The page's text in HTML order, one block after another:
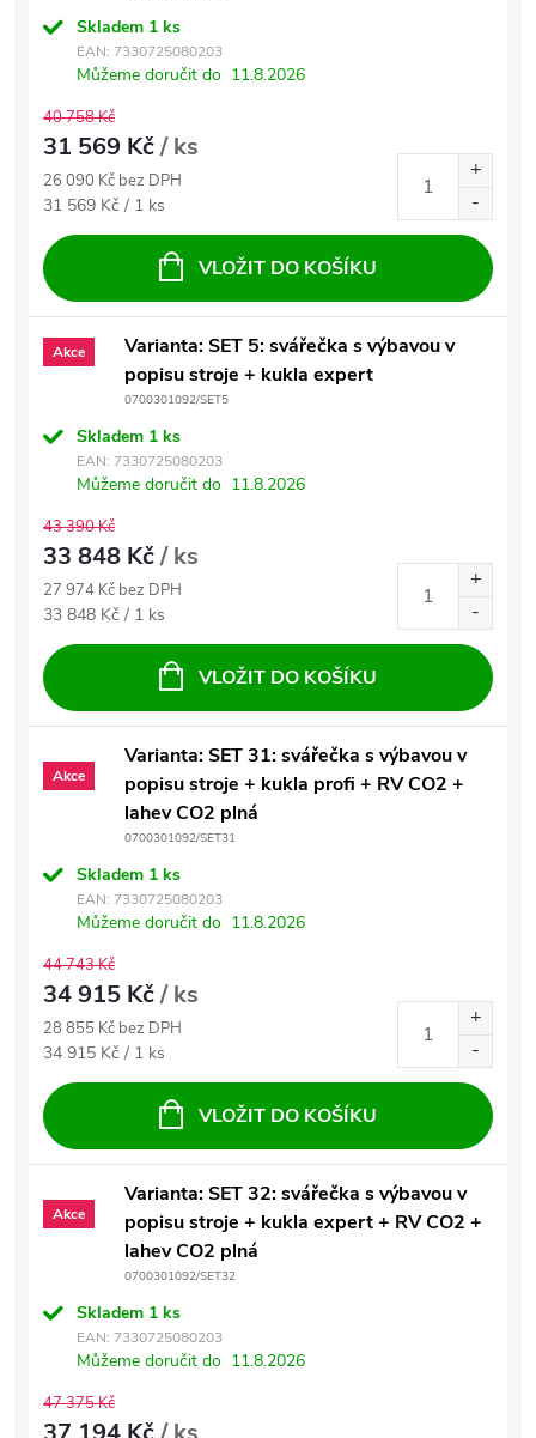
Skladem 1 ks
EAN: 7330725080203
Můžeme doručit do 11.8.2026
40 758 Kč
31 569 Kč/ ks
26 090 Kč bez DPH
Měrná cena:
31 569 Kč / 1 ks
VLOŽIT DO KOŠÍKU
Akce
Varianta: SET 5: svářečka s výbavou v
popisu stroje + kukla expert
0700301092/SET5
Skladem 1 ks
EAN: 7330725080203
Můžeme doručit do 11.8.2026
43 390 Kč
33 848 Kč/ ks
27 974 Kč bez DPH
Měrná cena:
33 848 Kč / 1 ks
VLOŽIT DO KOŠÍKU
Akce
Varianta: SET 31: svářečka s výbavou v
popisu stroje + kukla profi + RV CO2 +
lahev CO2 plná
0700301092/SET31
Skladem 1 ks
EAN: 7330725080203
Můžeme doručit do 11.8.2026
44 743 Kč
34 915 Kč/ ks
28 855 Kč bez DPH
Měrná cena:
34 915 Kč / 1 ks
VLOŽIT DO KOŠÍKU
Akce
Varianta: SET 32: svářečka s výbavou v
popisu stroje + kukla expert + RV CO2 +
lahev CO2 plná
0700301092/SET32
Skladem 1 ks
EAN: 7330725080203
Můžeme doručit do 11.8.2026
47 375 Kč